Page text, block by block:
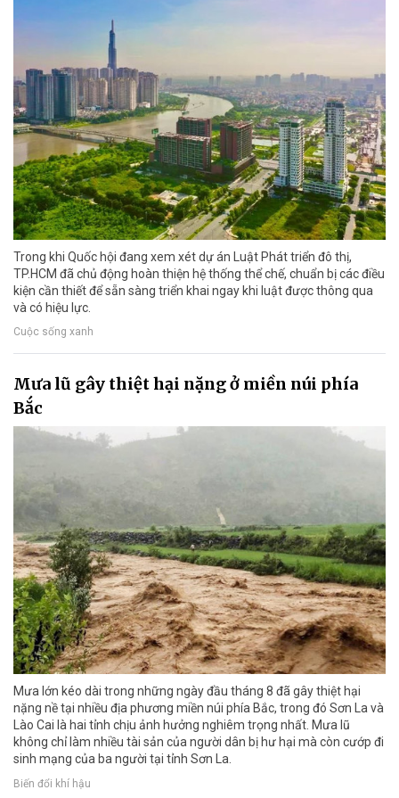
Trong khi Quốc hội đang xem xét dự án Luật Phát triển đô thị,
TP.HCM đã chủ động hoàn thiện hệ thống thể chế, chuẩn bị các điều
kiện cần thiết để sẵn sàng triển khai ngay khi luật được thông qua
và có hiệu lực.
Cuộc sống xanh
Mưa lũ gây thiệt hại nặng ở miền núi phía
Bắc
Mưa lớn kéo dài trong những ngày đầu tháng 8 đã gây thiệt hại
nặng nề tại nhiều địa phương miền núi phía Bắc, trong đó Sơn La và
Lào Cai là hai tỉnh chịu ảnh hưởng nghiêm trọng nhất. Mưa lũ
không chỉ làm nhiều tài sản của người dân bị hư hại mà còn cướp đi
sinh mạng của ba người tại tỉnh Sơn La.
Biến đổi khí hậu